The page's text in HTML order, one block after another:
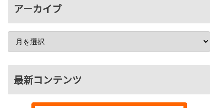
アーカイブ
最新コンテンツ